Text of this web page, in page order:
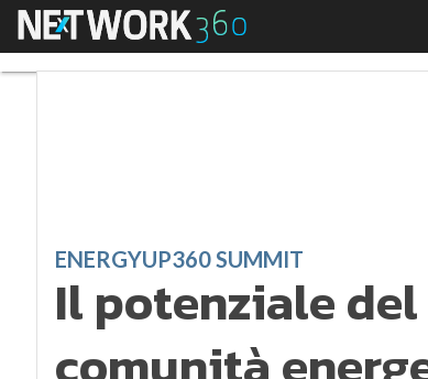
Menu
ENERGYUP360 SUMMIT
Il potenziale